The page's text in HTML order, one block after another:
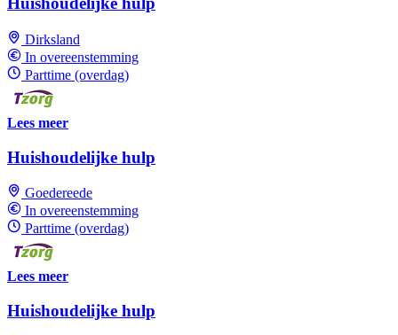
Dirksland
In overeenstemming
Parttime (overdag)
Lees meer
Huishoudelijke hulp
Goedereede
In overeenstemming
Parttime (overdag)
Lees meer
Huishoudelijke hulp